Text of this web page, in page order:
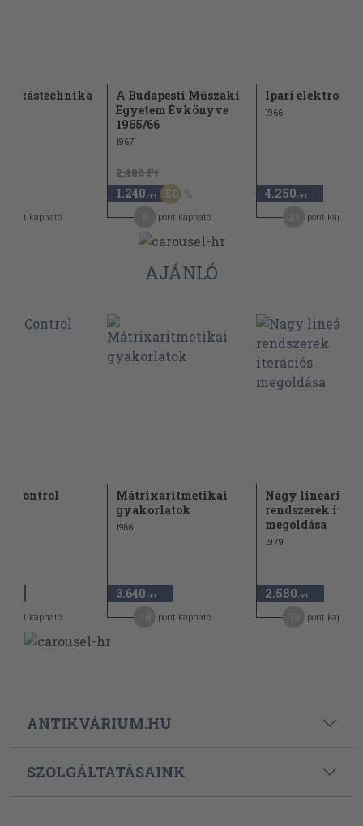
pont kapható
A Budapesti Műszaki
Egyetem Évkönyve
1965/66
1967
2.480 Ft
1.240 ,-Ft 50
pont kapható
Ipari
1966
4.250 ,-Ft
pont kapható
AJÁNLÓ
Control
pont kapható
Mátrixaritmetikai
gyakorlatok
1986
3.640 ,-Ft
pont kapható
Nagy lineáris
rendszerek
megoldása
1979
2.580 ,-Ft
pont kapható
ANTIKVÁRIUM.HU
SZOLGÁLTATÁSAINK